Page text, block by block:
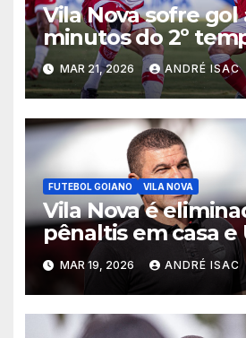
Vila Nova sofre gol
minutos do 2º
vitória escapar na
Série B
MAR 21, 2026 ANDRÉ ISAC
FUTEBOL GOIANO VILA NOVA
Vila Nova é
pênaltis em casa
Louzer é demitido
MAR 19, 2026 ANDRÉ ISAC